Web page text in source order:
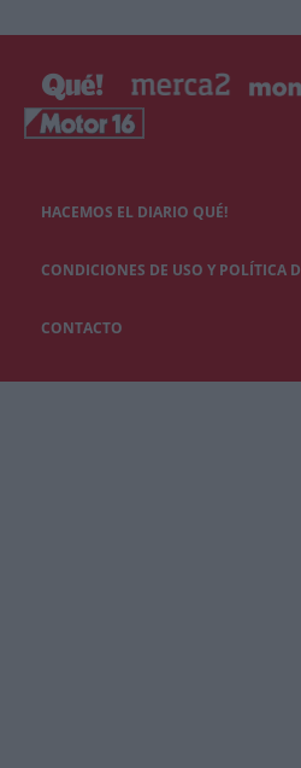
HACEMOS EL DIARIO QUÉ!
CONDICIONES DE USO Y POLÍTICA
CONTACTO